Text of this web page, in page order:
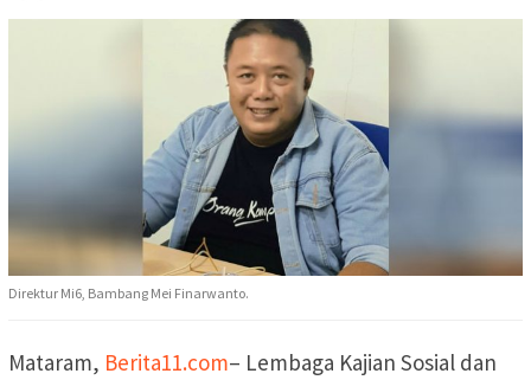
Direktur Mi6, Bambang Mei Finarwanto.
Mataram, Berita11.com– Lembaga Kajian Sosial dan